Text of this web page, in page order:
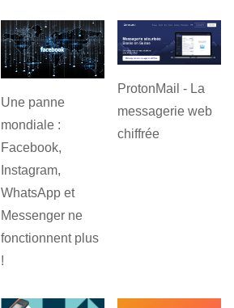
Une panne
mondiale :
Facebook,
Instagram,
WhatsApp et
Messenger ne
fonctionnent plus
!
ProtonMail - La
messagerie web
chiffrée